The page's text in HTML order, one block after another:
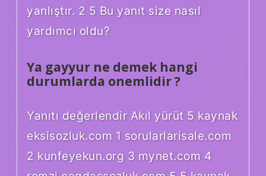
yanlıştır. 2 5 Bu yanıt size nasıl
yardımcı oldu?
Ya gayyur ne demek hangi
durumlarda onemlidir ?
Yanıtı değerlendir Akıl yürüt 5 kaynak
eksisozluk.com 1 sorularlarisale.com
2 kunfeyekun.org 3 mynet.com 4